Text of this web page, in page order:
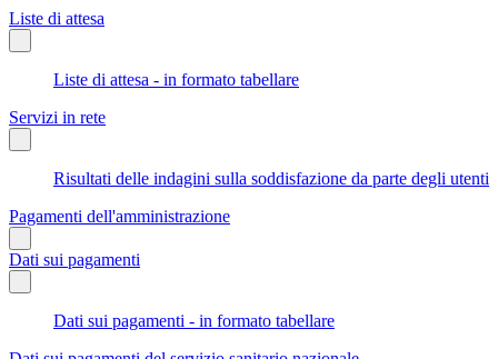
Liste di attesa
Liste di attesa - in formato tabellare
Servizi in rete
Risultati delle indagini sulla soddisfazione da parte degli utenti
Pagamenti dell'amministrazione
Dati sui pagamenti
Dati sui pagamenti - in formato tabellare